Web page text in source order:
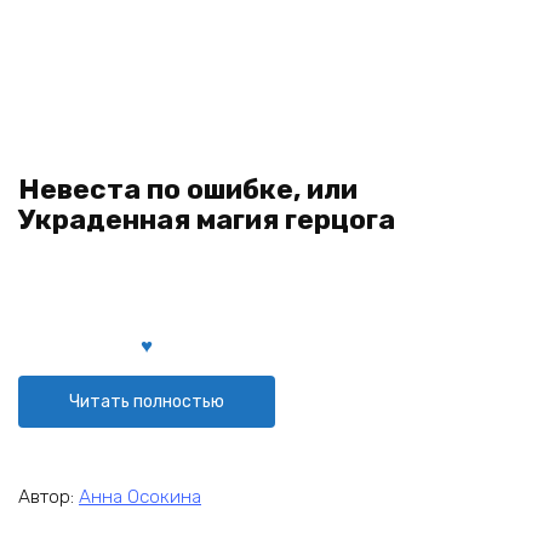
Невеста по ошибке, или
Украденная магия герцога
Читать полностью
Автор: Анна Осокина